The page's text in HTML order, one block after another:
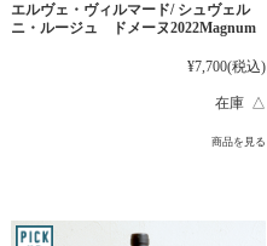
エルヴェ・ヴィルマード/ シュヴェル
ニ・ルージュ ドメーヌ2022Magnum
¥7,700(税込)
在庫 △
商品を見る